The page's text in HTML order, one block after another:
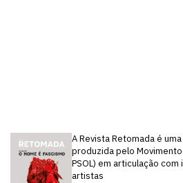
A Revista Retomada é
produzida pelo
PSOL) em articulação
artistas